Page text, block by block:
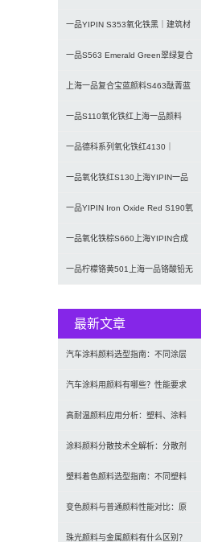
（颜料黄34）
一品YIPIN S353氧化铁黑｜建筑材
料与涂料用无机黑色颜
一品S563 Emerald Green翠绿复合
颜料 | 水
上海一品复合宝蓝颜料S463酞菁蓝
与硫酸钡复合颜料
一品S110氧化铁红上海一品颜料
S110耐高温氧化铁颜料红
一品德科系列氧化铁红4130｜
Detech超微细低粘度氧化铁
一品氧化铁红S130上海YIPIN一品
颜料氧化铁红130
一品YIPIN Iron Oxide Red S190氧
化铁
一品氧化铁棕S660上海YIPIN合成
棕色氧化铁无机颜料
一品柠檬铬黄501上海一品铬酸铅无
最新文章
汽车涂料颜料选型指南：不同涂层
应用要求、OEM与修补漆用颜料
汽车涂料用颜料有哪些？性能要求
及常用颜料类型介绍
高耐温颜料应用分析：塑料、涂料
及工程材料的选型原则与行业实践
涂料颜料分散技术全解析：分散剂
选型、研磨工艺及常见问题解决
塑料着色颜料选型指南：不同塑料
材料如何选择合适颜料？
变色颜料与普通颜料性能对比：原
理、特点及应用差异解析
珠光颜料与金属颜料有什么区别？